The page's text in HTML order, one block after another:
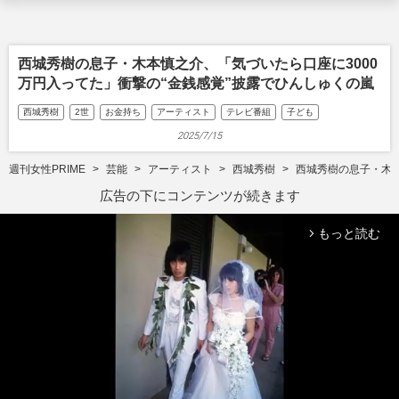
西城秀樹の息子・木本慎之介、「気づいたら口座に3000
万円入ってた」衝撃の“金銭感覚”披露でひんしゅくの嵐
西城秀樹 2世 お金持ち アーティスト テレビ番組 子ども
2025/7/15
週刊女性PRIME 芸能 アーティスト 西城秀樹 西城秀樹の息子・木
広告の下にコンテンツが続きます
arrow_forward_ios もっと読む